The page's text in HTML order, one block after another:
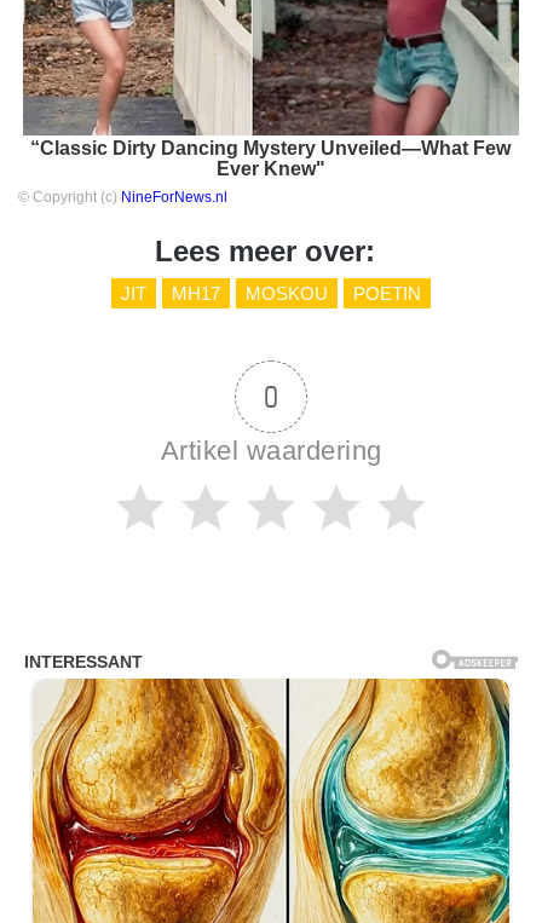
“Classic Dirty Dancing Mystery Unveiled—What Few
Ever Knew"
© Copyright (c) NineForNews.nl
Lees meer over:
JIT MH17 MOSKOU POETIN
0
Artikel waardering